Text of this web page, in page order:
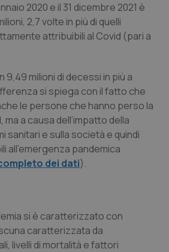
di Bolzano
di Trento
Scompenso
& Rettocolite Ulcerosa
& patologie neurodegenerative
2020 e il 31 dicembre 2021 è
2,7 volte in più di quelli
attribuibili al Covid (pari a
9,49 milioni di decessi in più a
si spiega con il fatto che
le persone che hanno perso la
ma a causa dell’impatto della
sanitari e sulla società e quindi
all’emergenza pandemica
dei dati).
si è caratterizzato con
caratterizzata da
livelli di mortalità e fattori